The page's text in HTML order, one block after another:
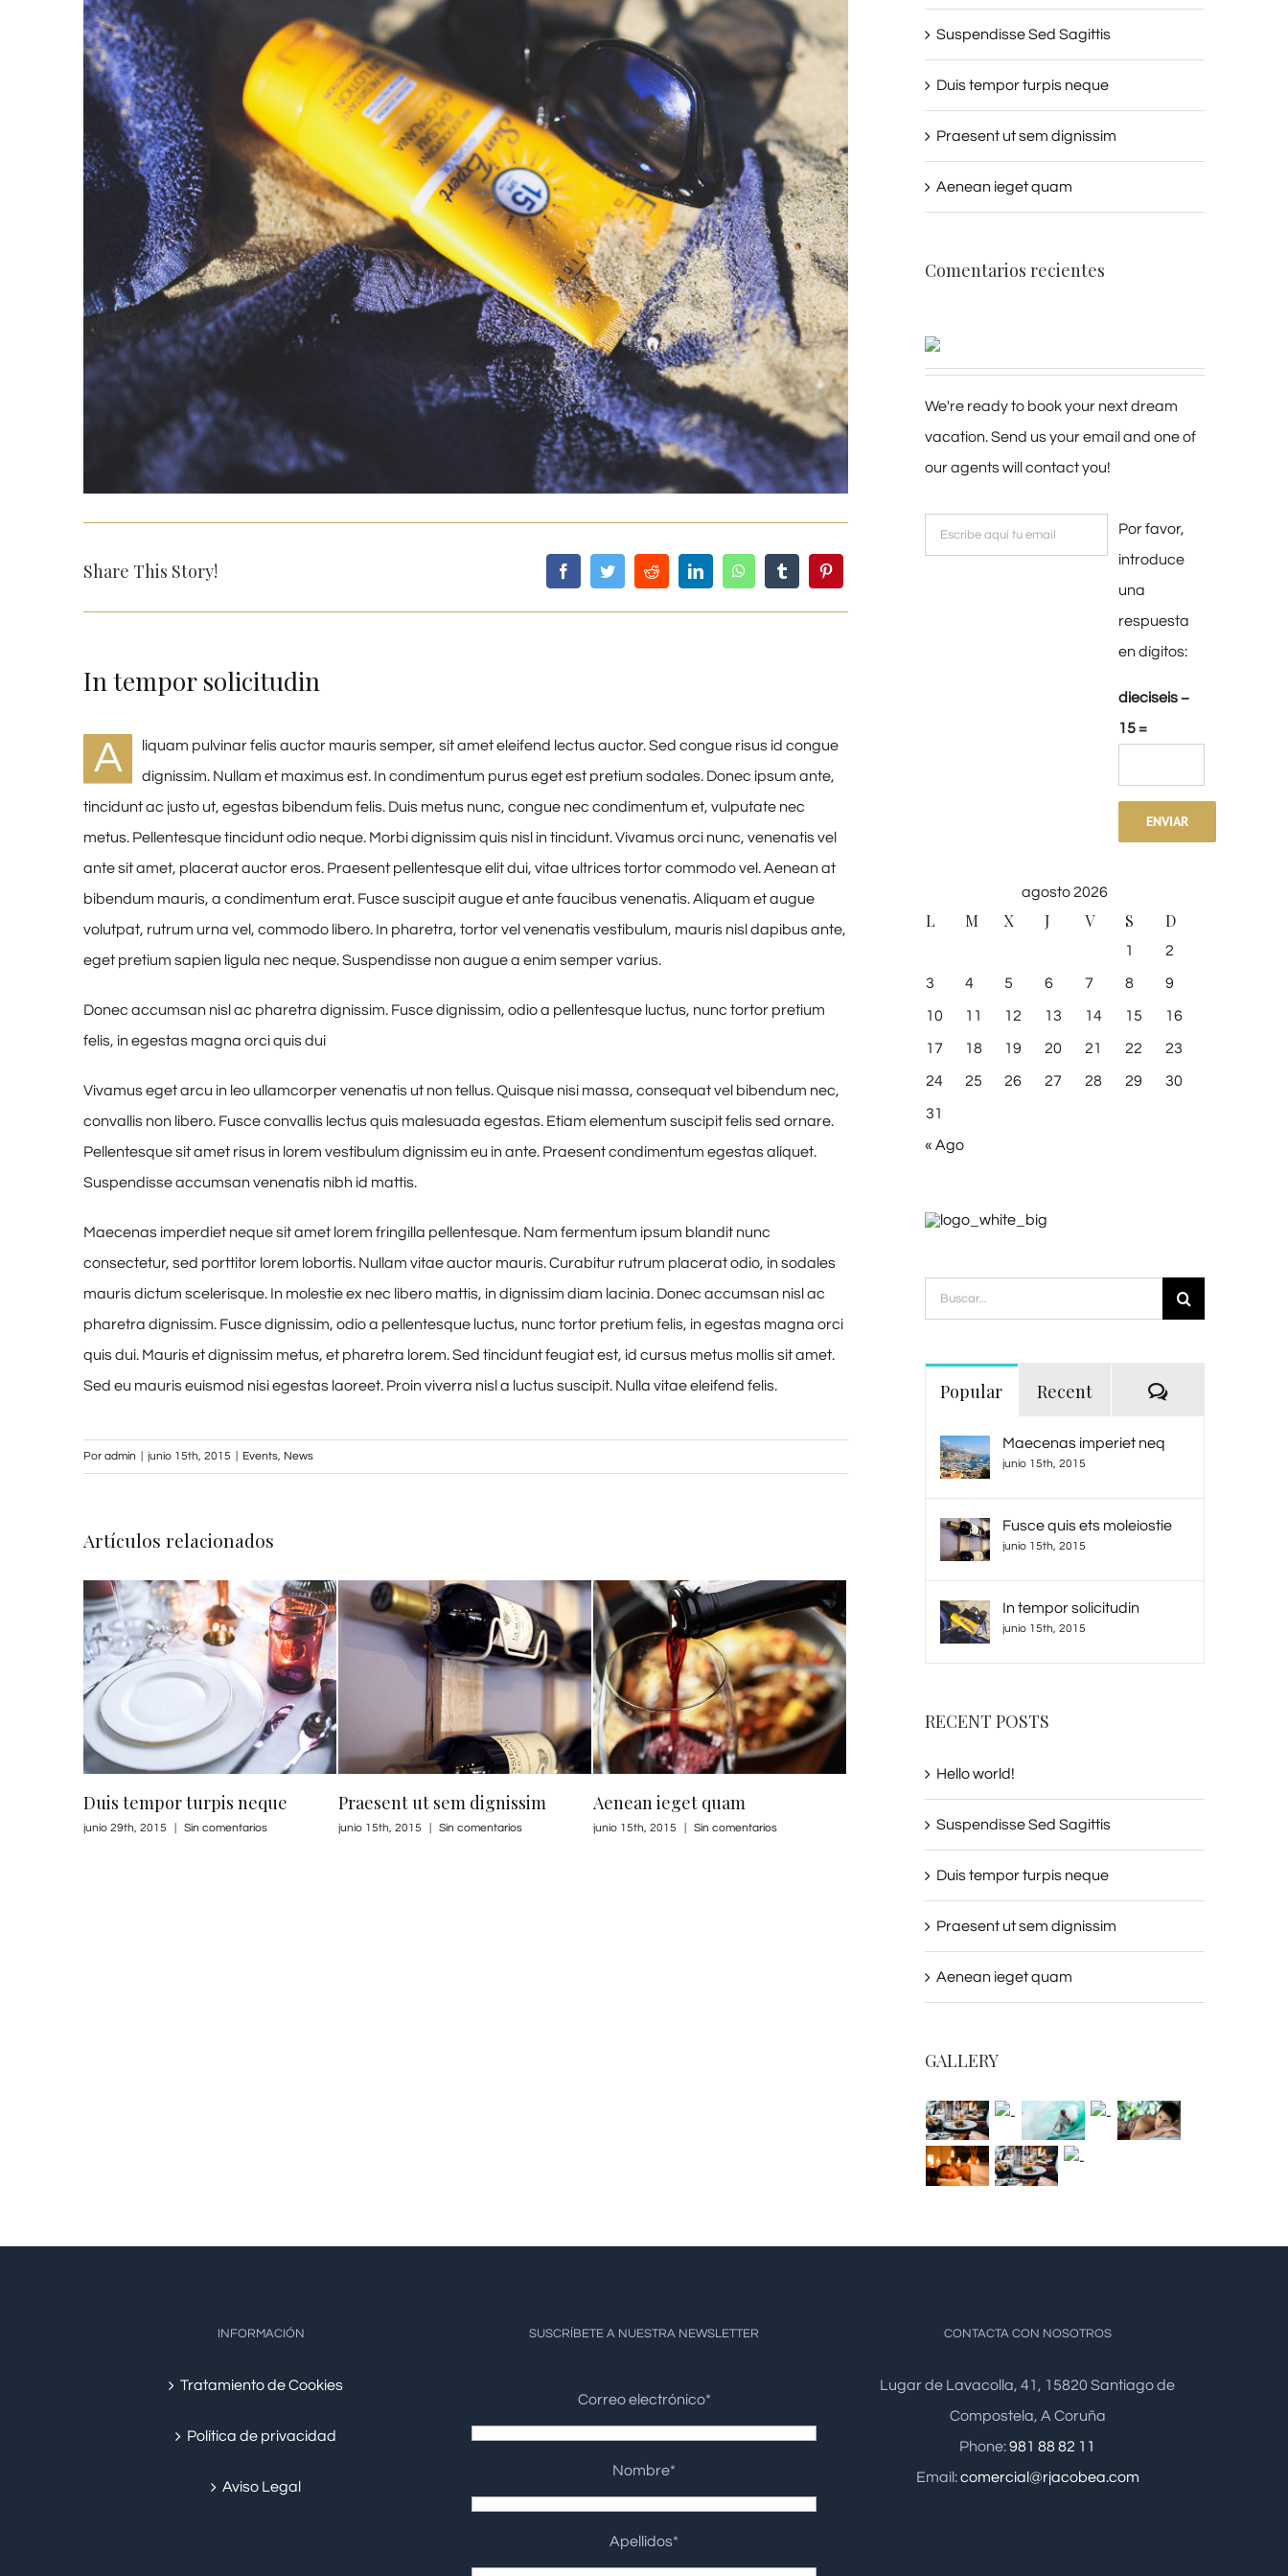
Share This Story!
In tempor solicitudin
A
liquam pulvinar felis auctor mauris semper, sit amet eleifend lectus auctor. Sed congue risus id congue
dignissim. Nullam et maximus est. In condimentum purus eget est pretium sodales. Donec ipsum ante,
tincidunt ac justo ut, egestas bibendum felis. Duis metus nunc, congue nec condimentum et, vulputate nec
metus. Pellentesque tincidunt odio neque. Morbi dignissim quis nisl in tincidunt. Vivamus orci nunc, venenatis vel
ante sit amet, placerat auctor eros. Praesent pellentesque elit dui, vitae ultrices tortor commodo vel. Aenean at
bibendum mauris, a condimentum erat. Fusce suscipit augue et ante faucibus venenatis. Aliquam et augue
volutpat, rutrum urna vel, commodo libero. In pharetra, tortor vel venenatis vestibulum, mauris nisl dapibus ante,
eget pretium sapien ligula nec neque. Suspendisse non augue a enim semper varius.
Donec accumsan nisl ac pharetra dignissim. Fusce dignissim, odio a pellentesque luctus, nunc tortor pretium
felis, in egestas magna orci quis dui
Vivamus eget arcu in leo ullamcorper venenatis ut non tellus. Quisque nisi massa, consequat vel bibendum nec,
convallis non libero. Fusce convallis lectus quis malesuada egestas. Etiam elementum suscipit felis sed ornare.
Pellentesque sit amet risus in lorem vestibulum dignissim eu in ante. Praesent condimentum egestas aliquet.
Suspendisse accumsan venenatis nibh id mattis.
Maecenas imperdiet neque sit amet lorem fringilla pellentesque. Nam fermentum ipsum blandit nunc
consectetur, sed porttitor lorem lobortis. Nullam vitae auctor mauris. Curabitur rutrum placerat odio, in sodales
mauris dictum scelerisque. In molestie ex nec libero mattis, in dignissim diam lacinia. Donec accumsan nisl ac
pharetra dignissim. Fusce dignissim, odio a pellentesque luctus, nunc tortor pretium felis, in egestas magna orci
quis dui. Mauris et dignissim metus, et pharetra lorem. Sed tincidunt feugiat est, id cursus metus mollis sit amet.
Sed eu mauris euismod nisi egestas laoreet. Proin viverra nisl a luctus suscipit. Nulla vitae eleifend felis.
Por admin junio 15th, 2015 Events, News
Artículos relacionados
Praesent ut sem dignissim
junio 15th, 2015 Sin comentarios
Aenean ieget quam
junio 15th, 2015 Sin comentarios
Curabitur nisi ultricies
junio 15th, 2015 Sin comentarios
Suspendisse Sed Sagittis
junio 30th, 2015 | Sin comentarios
Duis tempor turpis
junio 29th, 2015
Suspendisse Sed Sagittis
Duis tempor turpis neque
Praesent ut sem dignissim
Aenean ieget quam
Comentarios recientes
We're ready to book your next dream
vacation. Send us your email and one of
our agents will contact you!
Por favor,
introduce
una
respuesta
en dígitos:
dieciseis −
15 =
agosto 2026
L M X J V S D
1 2
3 4 5 6 7 8 9
10 11 12 13 14 15 16
17 18 19 20 21 22 23
24 25 26 27 28 29 30
31
« Ago
Buscar:
Popular Recent Comments
Maecenas imperiet neq
junio 15th, 2015
Fusce quis ets moleiostie
junio 15th, 2015
In tempor solicitudin
junio 15th, 2015
RECENT POSTS
Hello world!
Suspendisse Sed Sagittis
Duis tempor turpis neque
Praesent ut sem dignissim
Aenean ieget quam
GALLERY
INFORMACIÓN
Tratamiento de Cookies
Política de privacidad
Aviso Legal
SUSCRÍBETE A NUESTRA NEWSLETTER
Correo electrónico*
Nombre*
Apellidos*
CONTACTA CON NOSOTROS
Lugar de Lavacolla, 41, 15820 Santiago de
Compostela, A Coruña
Phone:981 88 82 11
Email:comercial@rjacobea.com